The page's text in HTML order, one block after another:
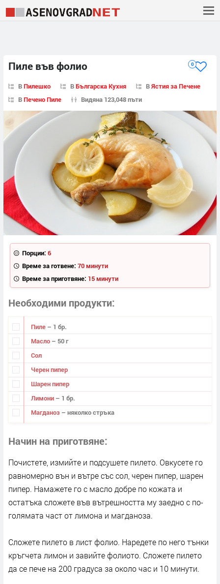
Пиле във фолио 0
ВПилешко ВБългарска Кухня ВЯстия за Печене
ВПечено Пиле Видяна 123,048 пъти
Порции: 6
Време за готвене: 70 минути
Време за приготвяне: 15 минути
Необходими продукти
Пиле – 1 бр.
Масло – 50 г
Сол
Черен пипер
Шарен пипер
Лимони – 1 бр.
Магданоз – няколко стръка
Начин на приготвяне
Почистете, измийте и подсушете пилето. Овкусете го
равномерно вън и вътре със сол, черен пипер, шарен
пипер. Намажете го с масло добре по кожата и
остатъка сложете във вътрешността му заедно с по-
голямата част от лимона и магданоза.
Сложете пилето в лист фолио. Наредете по него тънки
кръгчета лимон и завийте фолиото. Сложете пилето
да се пече на 200 градуса за около час и 10 минути.